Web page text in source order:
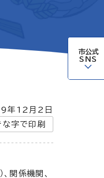
市公式
SNS
年12月2日
な字で印刷
関係機関、